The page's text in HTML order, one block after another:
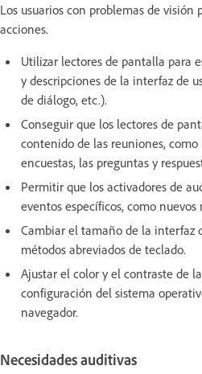
Los usuarios con problemas de visión
acciones.
Utilizar lectores de pantalla para
y descripciones de la interfaz de
de diálogo, etc.).
Conseguir que los lectores de
contenido de las reuniones,
encuestas, las preguntas y
Permitir que los activadores de
eventos específicos, como
Cambiar el tamaño de la interfaz
métodos abreviados de teclado.
Ajustar el color y el contraste de
configuración del sistema
navegador.
Necesidades auditivas